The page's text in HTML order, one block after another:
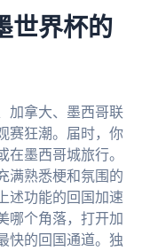
世界杯的
加拿大、墨西哥联
赛狂潮。届时，你
墨西哥城旅行。
满熟悉梗和氛围的
述功能的回国加速
哪个角落，打开加
快的回国通道。独